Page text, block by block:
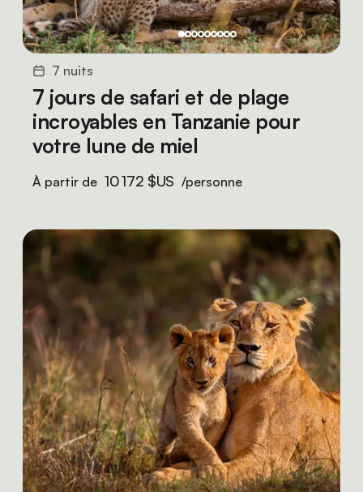
7 nuits
7 jours de safari et de plage
incroyables en Tanzanie pour
votre lune de miel
À partir de 10 172 $US /personne